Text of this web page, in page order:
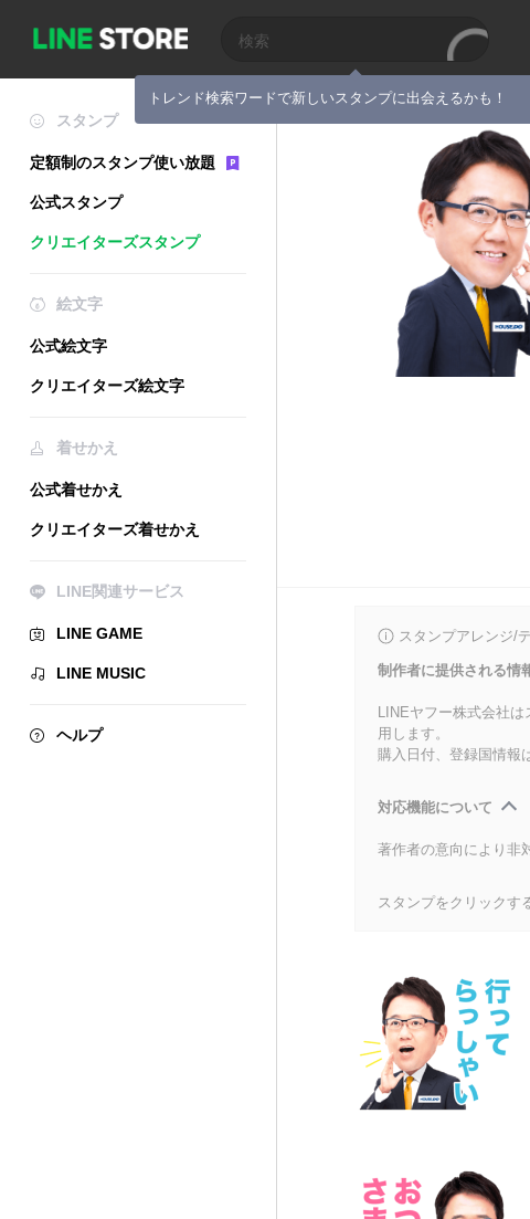
トレンド検索ワードで新しいスタンプに出会えるかも！
スタンプ
定額制のスタンプ使い放題
公式スタンプ
クリエイターズスタンプ
絵文字
公式絵文字
クリエイターズ絵文字
着せかえ
公式着せかえ
クリエイターズ着せかえ
LINE関連サービス
LINE GAME
LINE MUSIC
ヘルプ
スタンプアレンジ/
制作者に提供される情
LINEヤフー株式会社
用します。
購入日付、登録国情報
対応機能について
著作者の意向により非
スタンプをクリックす